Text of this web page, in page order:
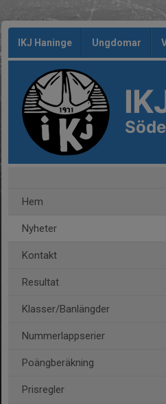
IKJ Haninge Ungdomar
Hem
Nyheter
Kontakt
Resultat
Klasser/Banlängder
Nummerlappserier
Poängberäkning
Prisregler